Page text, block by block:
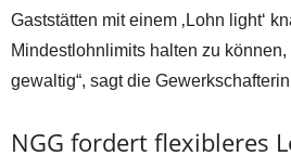
Gaststätten mit einem ‚Lohn light‘
Mindestlohnlimits halten zu können,
gewaltig“, sagt die
NGG fordert flexibleres